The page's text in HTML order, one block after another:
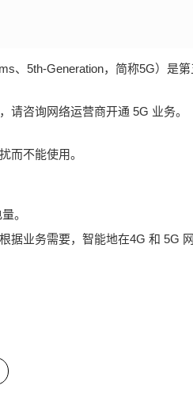
、5th-Generation，简称5G）是
请咨询网络运营商开通 5G 业务。
而不能使用。
。
据业务需要，智能地在4G 和 5G